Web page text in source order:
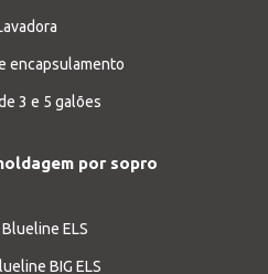
encapsulamento
3 e 5 galões
por sopro
ELS
BIG ELS